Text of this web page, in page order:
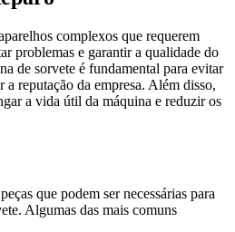
complexos que requerem
problemas e garantir a qualidade do
de sorvete é fundamental para evitar
a reputação da empresa. Além disso,
a vida útil da máquina e reduzir os
que podem ser necessárias para
Algumas das mais comuns